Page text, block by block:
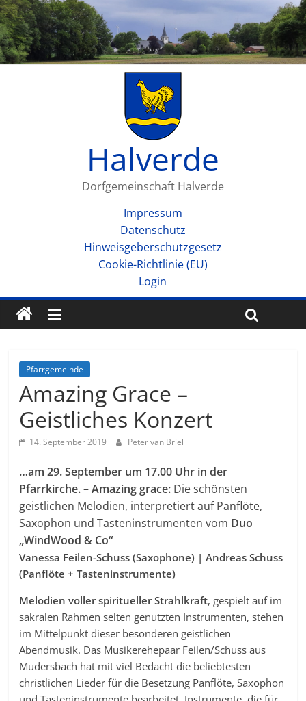
Halverde
Dorfgemeinschaft Halverde
Impressum
Datenschutz
Hinweisgeberschutzgesetz
Cookie-Richtlinie (EU)
Login
Pfarrgemeinde
Amazing Grace –
Geistliches Konzert
14. September 2019 Peter van Briel
…am 29. September um 17.00 Uhr in der
Pfarrkirche. – Amazing grace: Die schönsten
geistlichen Melodien, interpretiert auf Panflöte,
Saxophon und Tasteninstrumenten vom Duo
„WindWood & Co“
Vanessa Feilen-Schuss (Saxophone) | Andreas Schuss
(Panflöte + Tasteninstrumente)
Melodien voller spiritueller Strahlkraft, gespielt auf im
sakralen Rahmen selten genutzten Instrumenten, stehen
im Mittelpunkt dieser besonderen geistlichen
Abendmusik. Das Musikerehepaar Feilen/Schuss aus
Mudersbach hat mit viel Bedacht die beliebtesten
christlichen Lieder für die Besetzung Panflöte, Saxophon